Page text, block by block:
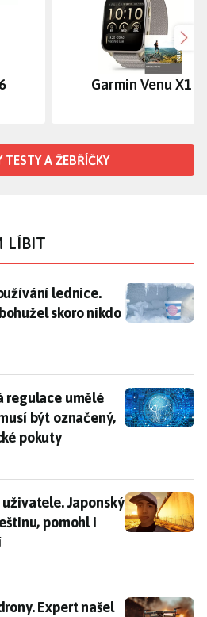
Garmin Venu X1
TESTY A ŽEBŘÍČKY
LÍBIT
lednice. Jednoduchá
lednice.
skoro nikdo
regulace umělé inteligence.
regulace umělé
být označený,
pokuty
Japonský vývojář
Japonský
pomohl i
Expert našel chytrý
Expert našel